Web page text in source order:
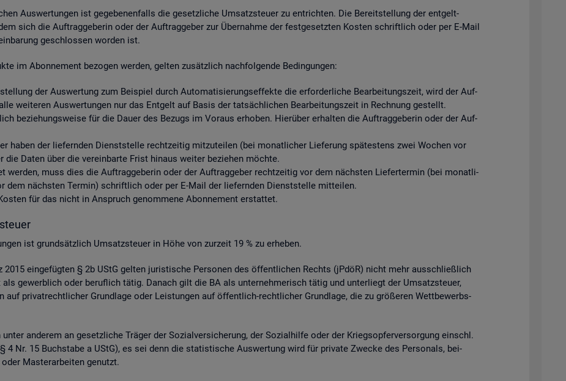
Aus­wer­tun­gen ist ge­ge­be­nen­falls die ge­setz­li­che Um­satz­steu­er zu ent­rich­ten. Die Be­reit­stel­lung der ent­gelt­
sich die Auf­trag­ge­be­rin oder der Auf­trag­ge­ber zur Über­nah­me der fest­ge­setz­ten Kos­ten schrift­lich oder per E-Mail
ge­schlos­sen wor­den ist.
im Abon­ne­ment be­zo­gen wer­den, gel­ten zu­sätz­lich nach­fol­gen­de Be­din­gun­gen:
der Aus­wer­tung zum Bei­spiel durch Au­to­ma­ti­sie­rungs­ef­fek­te die er­for­der­li­che Be­ar­bei­tungs­zeit, wird der Auf­
wei­te­ren Aus­wer­tun­gen nur das Ent­gelt auf Basis der tat­säch­li­chen Be­ar­bei­tungs­zeit in Rech­nung ge­stellt.
be­zie­hungs­wei­se für die Dauer des Be­zugs im Vor­aus er­ho­ben. Hier­über er­hal­ten die Auf­trag­ge­be­rin oder der Auf­
haben der lie­fern­den Dienst­stel­le recht­zei­tig mit­zu­tei­len (bei mo­nat­li­cher Lie­fe­rung spä­tes­tens zwei Wo­chen vor
die Daten über die ver­ein­bar­te Frist hin­aus wei­ter be­zie­hen möch­te.
wer­den, muss dies die Auf­trag­ge­be­rin oder der Auf­trag­ge­ber recht­zei­tig vor dem nächs­ten Lie­fer­ter­min (bei mo­nat­li­
dem nächs­ten Ter­min) schrift­lich oder per E-Mail der lie­fern­den Dienst­stel­le mit­tei­len.
für das nicht in An­spruch ge­nom­me­ne Abon­ne­ment er­stat­tet.
ist grund­sätz­lich Um­satz­steu­er in Höhe von zur­zeit 19 % zu er­he­ben.
2015 ein­ge­füg­ten § 2b UStG gel­ten ju­ris­ti­sche Per­so­nen des öf­fent­li­chen Rechts (jPdöR) nicht mehr aus­schlie­ß­lich
ge­werb­lich oder be­ruf­lich tätig. Da­nach gilt die BA als un­ter­neh­me­risch tätig und un­ter­liegt der Um­satz­steu­er,
auf pri­vat­recht­li­cher Grund­la­ge oder Leis­tun­gen auf öf­fent­lich-recht­li­cher Grund­la­ge, die zu grö­ße­ren Wett­be­werbs­
an­de­rem an ge­setz­li­che Trä­ger der So­zi­al­ver­si­che­rung, der So­zi­al­hil­fe oder der Kriegs­op­fer­ver­sor­gung einschl.
Nr. 15 Buch­sta­be a UStG), es sei denn die sta­tis­ti­sche Aus­wer­tung wird für pri­va­te Zwe­cke des Per­so­nals, bei­
Mas­ter­ar­bei­ten ge­nutzt.